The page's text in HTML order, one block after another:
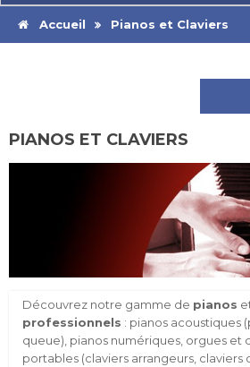
Accueil Pianos et Claviers
PIANOS ET CLAVIERS
Découvrez notre gamme de pianos
professionnels : pianos acoustiques
queue), pianos numériques orgues et
portables (claviers arrangeurs ,